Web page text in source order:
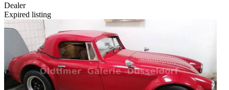
Dealer
Expired listing